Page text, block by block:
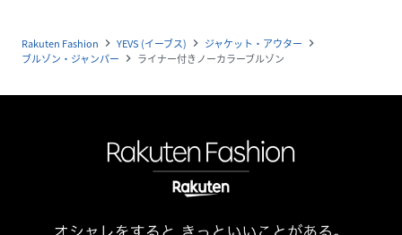
Rakuten Fashion navigate_next YEVS (イーブス) navigate_next ジャケット・アウター navigate_next
ブルゾン・ジャンパー navigate_next ライナー付きノーカラーブルゾン